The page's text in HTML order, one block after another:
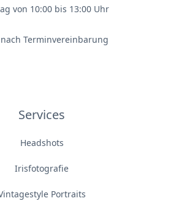
von 10:00 bis 13:00 Uhr
Terminvereinbarung
Services
Headshots
Irisfotografie
Portraits